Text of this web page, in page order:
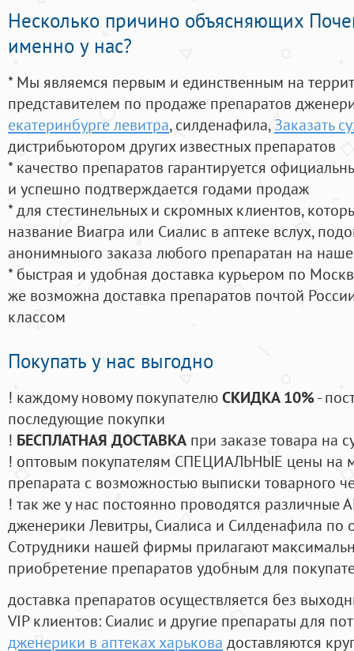
Несколько причино объясняющих
именно у нас?
* Мы являемся первым и единственным на
представителем по продаже препаратов
екатеринбурге левитра, силденафила, Заказать
дистрибьютором других известных препаратов
* качество препаратов гарантируется
и успешно подтверждается годами продаж
* для стестинельных и скромных клиентов,
название Виагра или Сиалис в аптеке вслух,
анонимныого заказа любого препаратан на
* быстрая и удобная доставка курьером по
же возможна доставка препаратов почтой
классом
Покупать у нас выгодно
! каждому новому покупателюСКИДКА 10%-
последующие покупки
! БЕСПЛАТНАЯ ДОСТАВКА при заказе товара на
! оптовым покупателям СПЕЦИАЛЬНЫЕ цены на
препарата с возможностью выписки товарного
! так же у нас постоянно проводятся
дженерики Левитры, Сиалиса и Силденафила по
Cотрудники нашей фирмы прилагают
приобретение препаратов удобным для
доставка препаратов осуществляется без
VIP клиентов: Сиалис и другие препараты для
дженерики в аптеках харькова доставляются